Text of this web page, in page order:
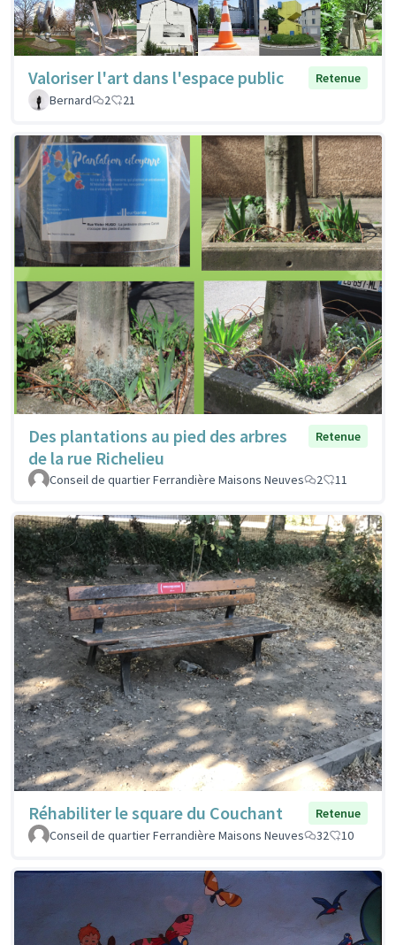
Valoriser l'art dans l'espace public
Retenue
Bernard
2 21
Des plantations au pied des arbres
de la rue Richelieu
Retenue
Conseil de quartier Ferrandière Maisons Neuves 2 11
Réhabiliter le square du Couchant
Retenue
Conseil de quartier Ferrandière Maisons Neuves
32 10